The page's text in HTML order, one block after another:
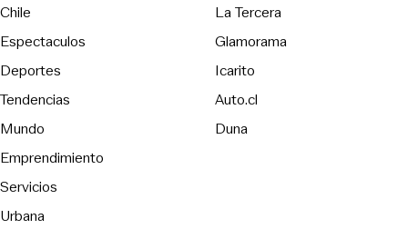
Chile
Espectaculos
Deportes
Tendencias
Mundo
Emprendimiento
Servicios
Urbana
La TerceraOpens in new
Glamorama
Icarito
Auto.cl
DunaOpens in new window